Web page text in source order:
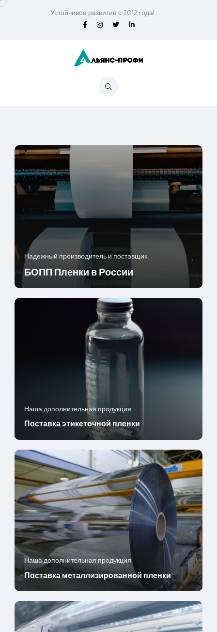
Устойчивое развитие с 2012 года!
Надежный производитель и поставщик
БОПП Пленки в России
Наша дополнительная продукция
Поставка этикеточной пленки
Наша дополнительная продукция
Поставка металлизированной пленки